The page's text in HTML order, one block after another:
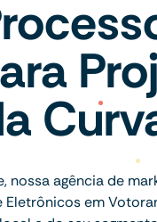
nossa agência de
em